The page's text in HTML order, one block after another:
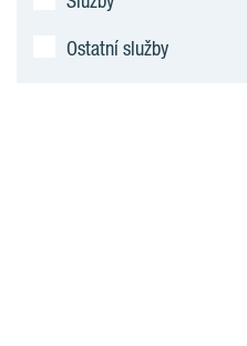
Ostatní služby